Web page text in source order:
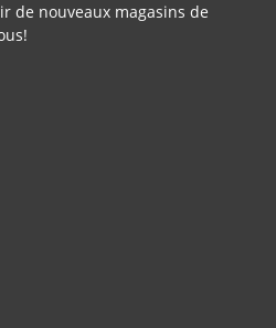
de nouveaux magasins de